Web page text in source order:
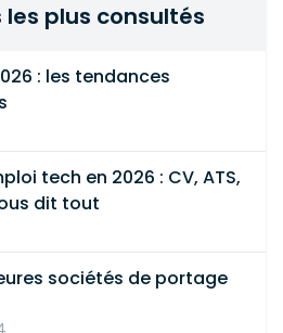
les plus consultés
: les tendances
tech en 2026 : CV, ATS,
dit tout
sociétés de portage